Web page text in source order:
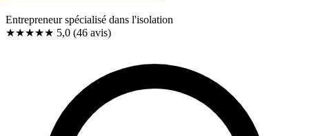
Entrepreneur spécialisé dans l'isolation
★★★★★ 5,0 (46 avis)